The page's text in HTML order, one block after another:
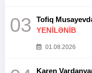
03
YENİLƏNİB
01.08.2026
Karen